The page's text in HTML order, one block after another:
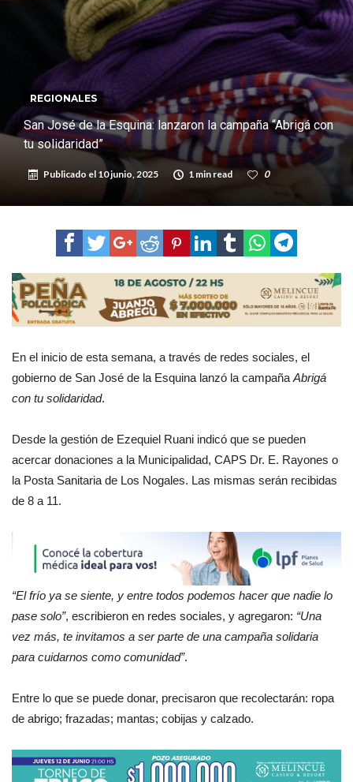
REGIONALES
San José de la Esquina: lanzaron la campaña “Abrigá con
tu solidaridad”
Publicado el 10 junio, 2025 1 min read 0
En el inicio de esta semana, a través de redes sociales, el
gobierno de San José de la Esquina lanzó la campaña Abrigá
con tu solidaridad.
Desde la gestión de Ezequiel Ruani indicó que se pueden
acercar donaciones a la Municipalidad, CAPS Dr. E. Rayones o
la Posta Sanitaria de Los Nogales. Las mismas serán recibidas
de 8 a 11.
“El frío ya se siente, y entre todos podemos hacer que nadie lo
pase solo”, escribieron en redes sociales, y agregaron: “Una
vez más, te invitamos a ser parte de una campaña solidaria
para cuidarnos como comunidad”.
Entre lo que se puede donar, precisaron que recolectarán: ropa
de abrigo; frazadas; mantas; cobijas y calzado.